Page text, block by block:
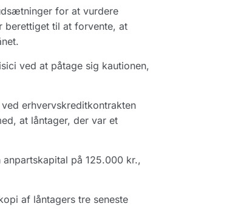
for at vurdere
berettiget til at forvente, at
ved at påtage sig kautionen,
erhvervskreditkontrakten
at låntager, der var et
på 125.000 kr.,
af låntagers tre seneste